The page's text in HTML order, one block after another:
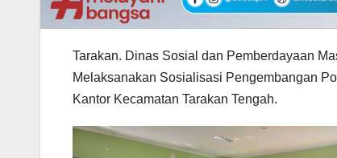
Tarakan. Dinas Sosial dan Pemberdayaan
Melaksanakan Sosialisasi Pengembangan
Kantor Kecamatan Tarakan Tengah.